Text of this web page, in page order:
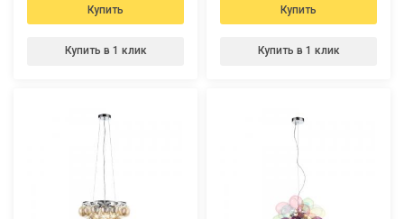
Купить
Купить в 1 клик
Купить
Купить в 1 клик